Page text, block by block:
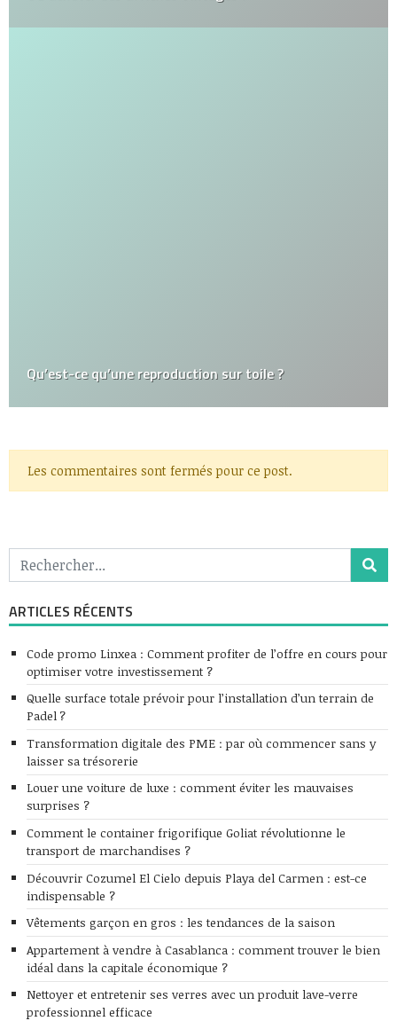
Qu’est-ce qu’une reproduction sur toile ?
Les commentaires sont fermés pour ce post.
ARTICLES RÉCENTS
Code promo Linxea : Comment profiter de l’offre en cours pour
optimiser votre investissement ?
Quelle surface totale prévoir pour l’installation d’un terrain de
Padel ?
Transformation digitale des PME : par où commencer sans y
laisser sa trésorerie
Louer une voiture de luxe : comment éviter les mauvaises
surprises ?
Comment le container frigorifique Goliat révolutionne le
transport de marchandises ?
Découvrir Cozumel El Cielo depuis Playa del Carmen : est-ce
indispensable ?
Vêtements garçon en gros : les tendances de la saison
Appartement à vendre à Casablanca : comment trouver le bien
idéal dans la capitale économique ?
Nettoyer et entretenir ses verres avec un produit lave-verre
professionnel efficace